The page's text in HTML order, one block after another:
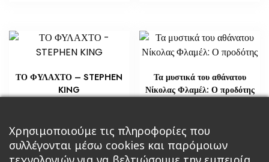
ΤΟ ΦΥΛΑΧΤΟ – STEPHEN
KING
Προσθήκη στο καλάθι
Τα μυστικά του αθάνατου
Νίκολας Φλαμέλ: Ο προδότης
Διαβάστε περισσότερα
Χρησιμοποιούμε τις πληροφορίες που
συλλέγονται μέσω cookies και παρόμοιων